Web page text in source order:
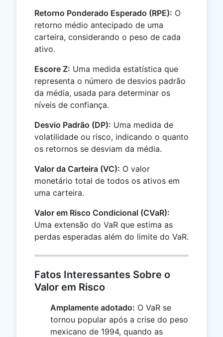
Retorno Ponderado Esperado (RPE): O
retorno médio antecipado de uma
carteira, considerando o peso de cada
ativo.
Escore Z: Uma medida estatística que
representa o número de desvios padrão
da média, usada para determinar os
níveis de confiança.
Desvio Padrão (DP): Uma medida de
volatilidade ou risco, indicando o quanto
os retornos se desviam da média.
Valor da Carteira (VC): O valor
monetário total de todos os ativos em
uma carteira.
Valor em Risco Condicional (CVaR):
Uma extensão do VaR que estima as
perdas esperadas além do limite do VaR.
Fatos Interessantes Sobre o
Valor em Risco
Amplamente adotado: O VaR se
tornou popular após a crise do peso
mexicano de 1994, quando as